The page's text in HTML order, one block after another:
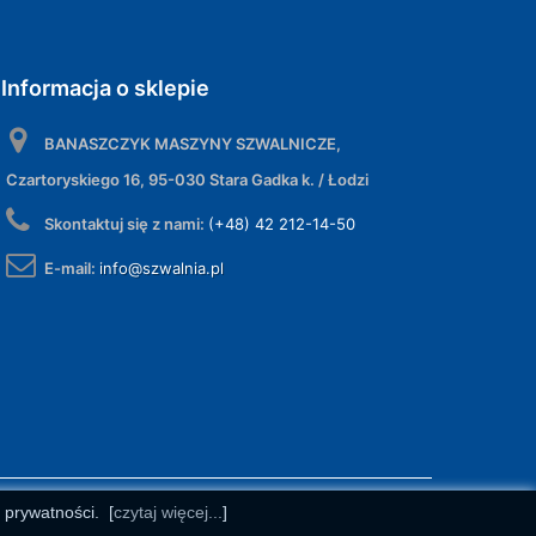
Informacja o sklepie
BANASZCZYK MASZYNY SZWALNICZE,
Czartoryskiego 16, 95-030 Stara Gadka k. / Łodzi
Skontaktuj się z nami: (+48) 42 212-14-50
E-mail: info@szwalnia.pl
[czytaj więcej... ]